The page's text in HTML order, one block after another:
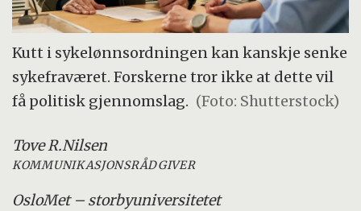
Kutt i sykelønnsordningen kan kanskje senke
sykefraværet. Forskerne tror ikke at dette vil
få politisk gjennomslag. (Foto: Shutterstock)
Tove R.Nilsen
KOMMUNIKASJONSRÅDGIVER
OsloMet – storbyuniversitetet